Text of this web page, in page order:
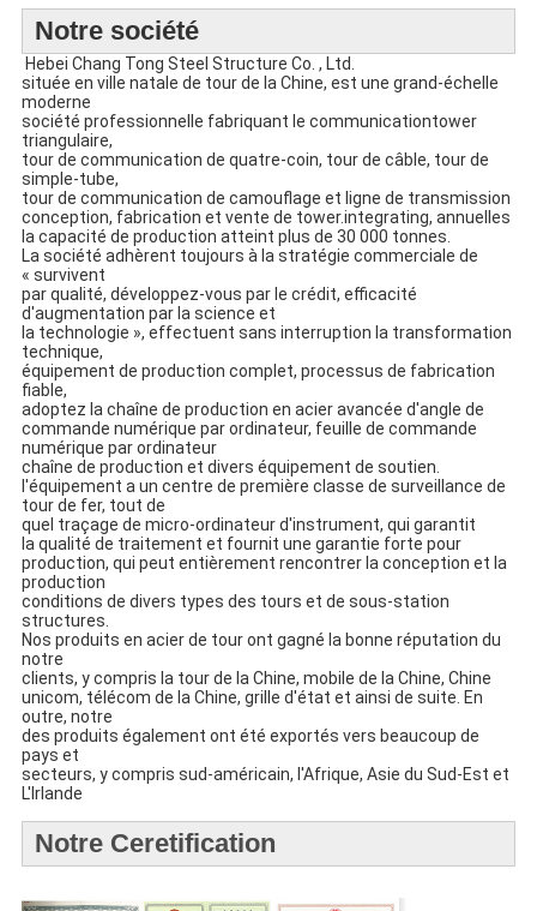
Notre société
Hebei Chang Tong Steel Structure Co. , Ltd.
située en ville natale de tour de laChine, est une grand-échelle
moderne
société professionnelle fabriquant le communicationtower
triangulaire,
tour de communication de quatre-coin, tour de câble, tour de
simple-tube,
tour de communication de camouflage et ligne de transmission
conception, fabrication et vente de tower.integrating, annuelles
la capacité de production atteint plus de 30 000 tonnes.
La société adhèrent toujours à la stratégie commerciale de
« survivent
par qualité, développez-vous par le crédit, efficacité
d'augmentation par la science et
la technologie », effectuent sans interruption la transformation
technique,
équipement de production complet, processus de fabrication
fiable,
adoptez la chaîne de production en acier avancée d'angle de
commande numérique par ordinateur, feuille de commande
numérique par ordinateur
chaîne de production et divers équipement de soutien.
l'équipement a un centre de première classe de surveillance de
tour de fer, tout de
quel traçage de micro-ordinateur d'instrument, qui garantit
la qualité de traitement et fournit une garantie forte pour
production, qui peut entièrement rencontrer la conception et la
production
conditions de divers types des tours et de sous-station
structures.
Nos produits en acier de tour ont gagné la bonne réputation du
notre
clients, y compris la tour de la Chine, mobile de la Chine, Chine
unicom, télécom de la Chine, grille d'état et ainsi de suite. En
outre, notre
des produits également ont été exportés vers beaucoup de
pays et
secteurs, y compris sud-américain, l'Afrique, Asie du Sud-Est et
L'Irlande
Notre Ceretification